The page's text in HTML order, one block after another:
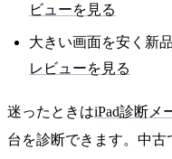
ビューを見る
大きい画面を安く新
レビューを見る
迷ったときはiPad診断メ
台を診断できます。中古